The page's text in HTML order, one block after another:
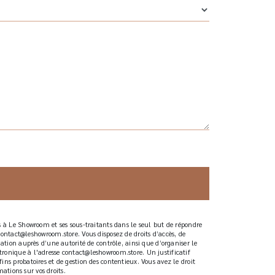
Le Showroom et ses sous-traitants dans le seul but de répondre
Vous disposez de droits d’accès, de
auprès d’une autorité de contrôle, ainsi que d’organiser le
à l'adresse contact@leshowroom.store. Un justificatif
probatoires et de gestion des contentieux. Vous avez le droit
sur vos droits.